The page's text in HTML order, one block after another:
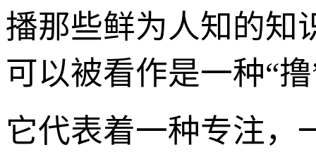
播那些鲜为人知的知
可以被看作是一种“
它代表着一种专注，